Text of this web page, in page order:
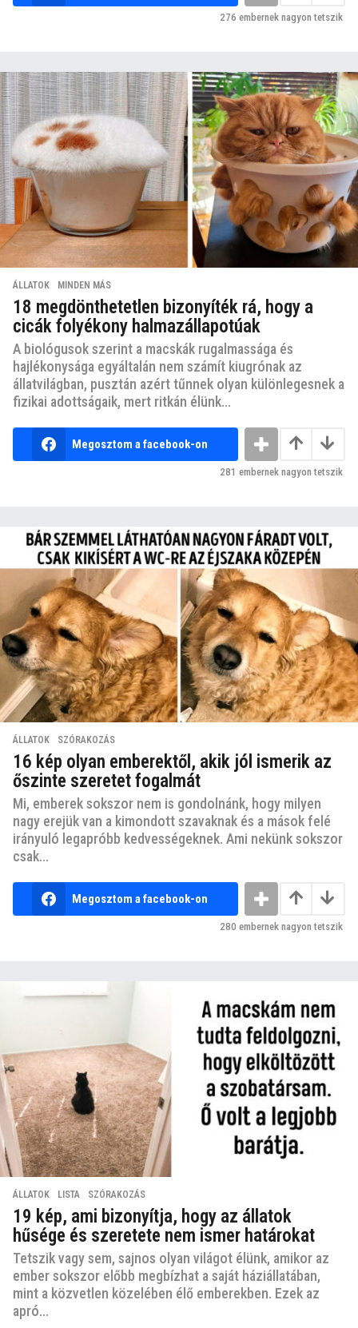
276 embernek nagyon tetszik
ÁLLATOK ,MINDEN MÁS
18 megdönthetetlen bizonyíték rá, hogy a
cicák folyékony halmazállapotúak
A biológusok szerint a macskák rugalmassága és
hajlékonysága egyáltalán nem számít kiugrónak az
állatvilágban, pusztán azért tűnnek olyan különlegesnek a
fizikai adottságaik, mert ritkán élünk...
Megosztom a facebook-on
281 embernek nagyon tetszik
ÁLLATOK ,SZÓRAKOZÁS
16 kép olyan emberektől, akik jól ismerik az
őszinte szeretet fogalmát
Mi, emberek sokszor nem is gondolnánk, hogy milyen
nagy erejük van a kimondott szavaknak és a mások felé
irányuló legapróbb kedvességeknek. Ami nekünk sokszor
csak...
Megosztom a facebook-on
280 embernek nagyon tetszik
ÁLLATOK ,LISTA ,SZÓRAKOZÁS
19 kép, ami bizonyítja, hogy az állatok
hűsége és szeretete nem ismer határokat
Tetszik vagy sem, sajnos olyan világot élünk, amikor az
ember sokszor előbb megbízhat a saját háziállatában,
mint a közvetlen közelében élő emberekben. Ezek az
apró...